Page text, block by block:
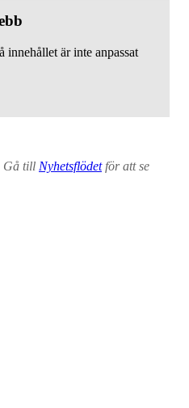
är inte anpassat
Gå till Nyhetsflödetför att se